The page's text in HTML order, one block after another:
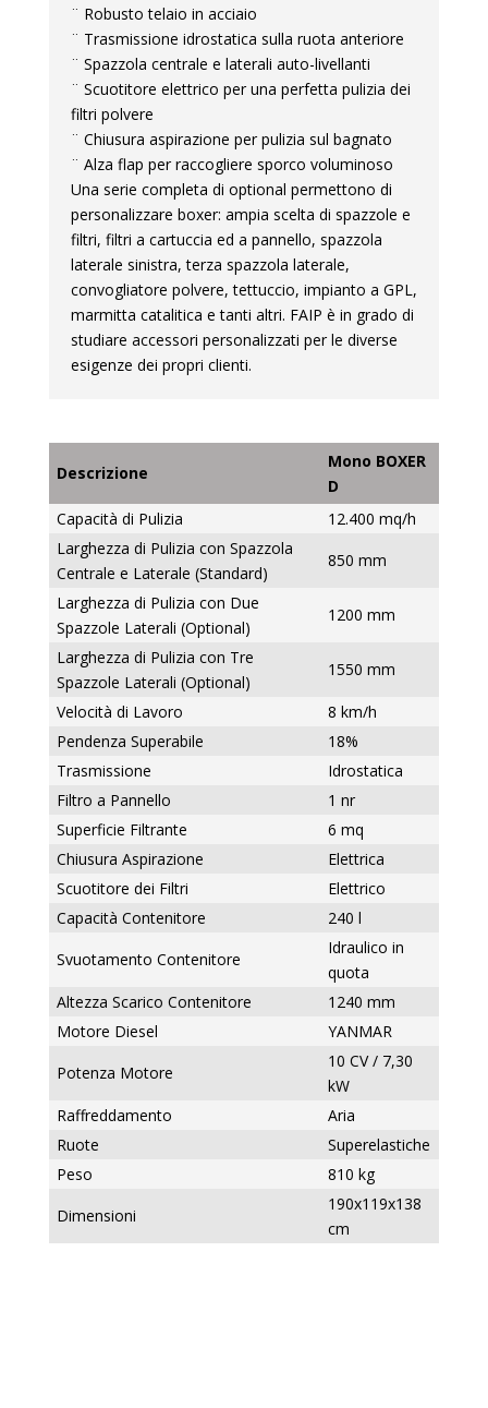
¨ Robusto telaio in acciaio
¨ Trasmissione idrostatica sulla ruota anteriore
¨ Spazzola centrale e laterali auto-livellanti
¨ Scuotitore elettrico per una perfetta pulizia dei
filtri polvere
¨ Chiusura aspirazione per pulizia sul bagnato
¨ Alza flap per raccogliere sporco voluminoso
Una serie completa di optional permettono di
personalizzare boxer: ampia scelta di spazzole e
filtri, filtri a cartuccia ed a pannello, spazzola
laterale sinistra, terza spazzola laterale,
convogliatore polvere, tettuccio, impianto a GPL,
marmitta catalitica e tanti altri. FAIP è in grado di
studiare accessori personalizzati per le diverse
esigenze dei propri clienti.
Descrizione
Mono BOXER
D
Capacità di Pulizia
12.400 mq/h
Larghezza di Pulizia con Spazzola
Centrale e Laterale (Standard)
850 mm
Larghezza di Pulizia con Due
Spazzole Laterali (Optional)
1200 mm
Larghezza di Pulizia con Tre
Spazzole Laterali (Optional)
1550 mm
Velocità di Lavoro
8 km/h
Pendenza Superabile
18%
Trasmissione
Idrostatica
Filtro a Pannello
1 nr
Superficie Filtrante
6 mq
Chiusura Aspirazione
Elettrica
Scuotitore dei Filtri
Elettrico
Capacità Contenitore
240 l
Svuotamento Contenitore
Idraulico in
quota
Altezza Scarico Contenitore
1240 mm
Motore Diesel
YANMAR
Potenza Motore
10 CV / 7,30
kW
Raffreddamento
Aria
Ruote
Superelastiche
Peso
810 kg
Dimensioni
190x119x138
cm